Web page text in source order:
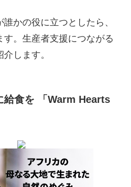
かの役に立つとしたら、
す。生産者支援につながる
します。
給食を 「Warm Hearts